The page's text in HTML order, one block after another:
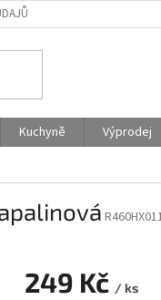
Kuchyně Výprodej
249 Kč / ks